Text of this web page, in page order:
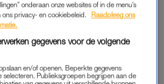
van de drie ishet melanoom.
in de pigmentcellen. Plasmeijer:
maar er is ook een kleine groep
onderaan onze websites of in de menu’s
privacy- en cookiebeleid.
Raadpleeg ons
gegevens voor de volgende
en/of openen. Beperkte gegevens
selecteren. Publieksgroepen begrijpen aan de